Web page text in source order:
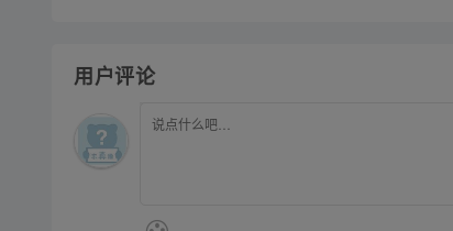
用户评论